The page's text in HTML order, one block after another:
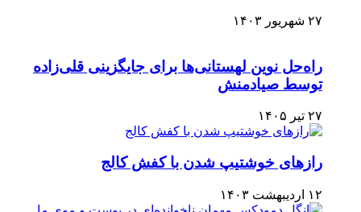
۲۷ شهریور ۱۴۰۳
راه‌حل نوین لهستانی‌ها برای جایگزینی قلی‌زاده
توسط صیادمنش
۲۷ تیر ۱۴۰۵
رازهای خوشتیپ شدن با کفش کالج
۱۲ اردیبهشت ۱۴۰۳